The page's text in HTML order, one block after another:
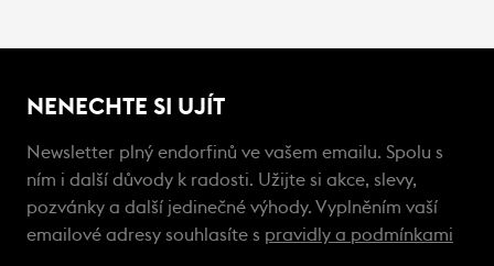
NENECHTE SI UJÍT
Newsletter plný endorfinů ve vašem emailu. Spolu s
ním i další důvody k radosti. Užijte si akce, slevy,
pozvánky a další jedinečné výhody. Vyplněním vaší
emailové adresy souhlasíte s pravidly a podmínkami